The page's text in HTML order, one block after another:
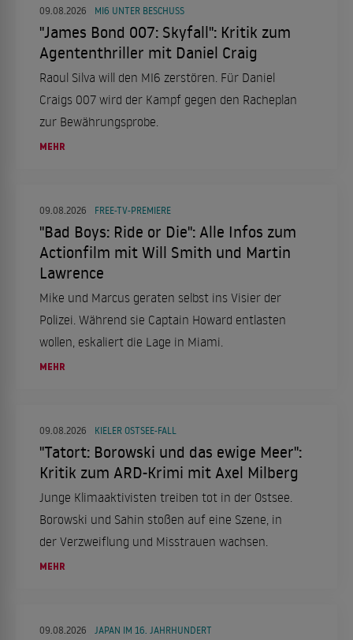
09.08.2026 MI6 UNTER BESCHUSS
"James Bond 007: Skyfall": Kritik zum
Agententhriller mit Daniel Craig
Raoul Silva will den MI6 zerstören. Für Daniel
Craigs 007 wird der Kampf gegen den Racheplan
zur Bewährungsprobe.
MEHR
09.08.2026 FREE-TV-PREMIERE
"Bad Boys: Ride or Die": Alle Infos zum
Actionfilm mit Will Smith und Martin
Lawrence
Mike und Marcus geraten selbst ins Visier der
Polizei. Während sie Captain Howard entlasten
wollen, eskaliert die Lage in Miami.
MEHR
09.08.2026 KIELER OSTSEE-FALL
"Tatort: Borowski und das ewige Meer":
Kritik zum ARD-Krimi mit Axel Milberg
Junge Klimaaktivisten treiben tot in der Ostsee.
Borowski und Sahin stoßen auf eine Szene, in
der Verzweiflung und Misstrauen wachsen.
MEHR
09.08.2026 JAPAN IM 16. JAHRHUNDERT